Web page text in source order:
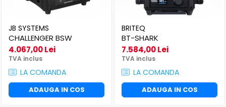
JB SYSTEMS
CHALLENGER BSW
4.067,00 Lei
TVA inclus
LA COMANDA
ADAUGA IN COS
BRITEQ
BT-SHARK
7.584,00 Lei
TVA inclus
LA COMANDA
ADAUGA IN COS